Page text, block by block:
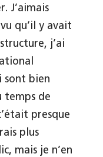
J’aimais
qu’il y avait
j’ai
sont bien
temps de
presque
plus
mais je n’en